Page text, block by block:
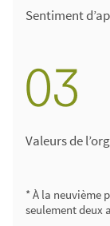
Sentiment
Valeurs de
* À la neuvième
seulement deux